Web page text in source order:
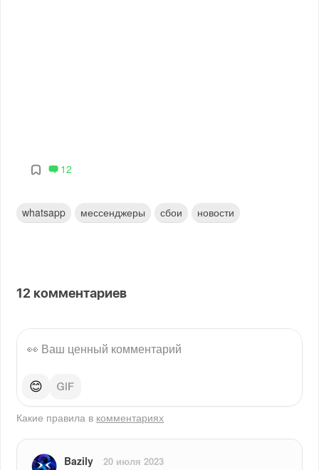
12
whatsapp мессенджеры сбои новости
12 комментариев
😊
Какие правила в комментариях
Bazily 20 июля 2023